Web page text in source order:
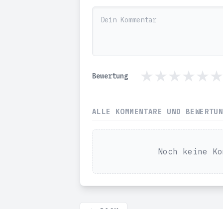
Bewertung
ALLE KOMMENTARE UND
Noch keine